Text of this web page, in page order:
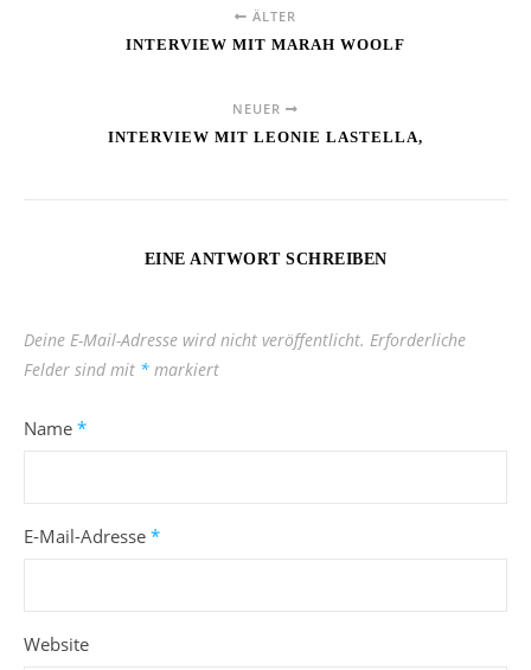
ÄLTER
INTERVIEW MIT MARAH WOOLF
NEUER
INTERVIEW MIT LEONIE LASTELLA,
EINE ANTWORT SCHREIBEN
Deine E-Mail-Adresse wird nicht veröffentlicht. Erforderliche
Felder sind mit * markiert
Name *
E-Mail-Adresse *
Website